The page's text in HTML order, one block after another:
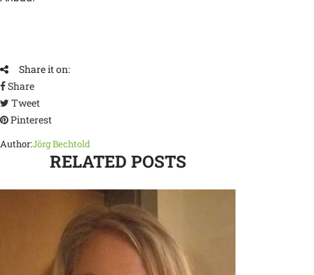
Share it on:
Share
Tweet
Pinterest
Author:Jörg Bechtold
RELATED POSTS